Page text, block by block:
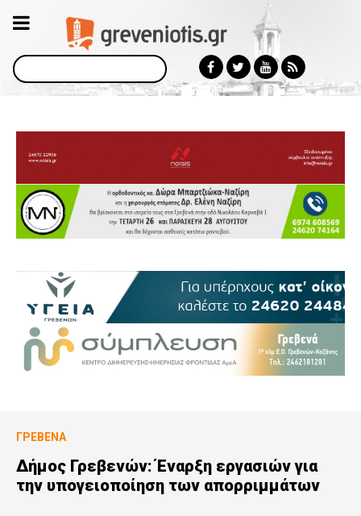
Αναζήτηση
ΓΡΕΒΕΝΆ
Δήμος Γρεβενών: Έναρξη εργασιών για
την υπογειοποίηση των απορριμμάτων